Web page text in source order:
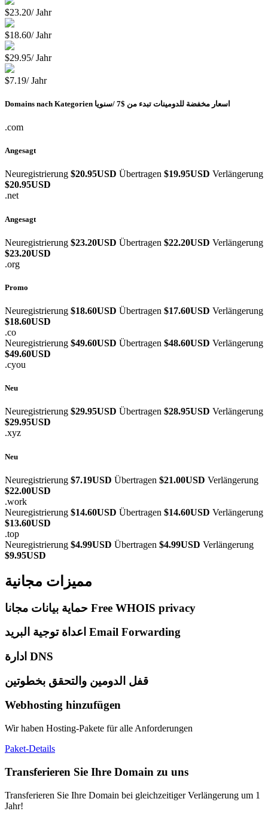
$23.20/ Jahr
$18.60/ Jahr
$29.95/ Jahr
$7.19/ Jahr
Domains nach Kategorien اسعار مخفضة للدومينات تبدء من $7 /سنويا
.com
Angesagt
Neuregistrierung $20.95USD Übertragen $19.95USD Verlängerung
$20.95USD
.net
Angesagt
Neuregistrierung $23.20USD Übertragen $22.20USD Verlängerung
$23.20USD
.org
Promo
Neuregistrierung $18.60USD Übertragen $17.60USD Verlängerung
$18.60USD
.co
Neuregistrierung $49.60USD Übertragen $48.60USD Verlängerung
$49.60USD
.cyou
Neu
Neuregistrierung $29.95USD Übertragen $28.95USD Verlängerung
$29.95USD
.xyz
Neu
Neuregistrierung $7.19USD Übertragen $21.00USD Verlängerung
$22.00USD
.work
Neuregistrierung $14.60USD Übertragen $14.60USD Verlängerung
$13.60USD
.top
Neuregistrierung $4.99USD Übertragen $4.99USD Verlängerung
$9.95USD
مميزات مجانية
حماية بيانات مجانا Free WHOIS privacy
اعداة توجية البريد Email Forwarding
ادارة DNS
قفل الدومين والتحقق بخطوتين
Webhosting hinzufügen
Wir haben Hosting-Pakete für alle Anforderungen
Paket-Details
Transferieren Sie Ihre Domain zu uns
Transferieren Sie Ihre Domain bei gleichzeitiger Verlängerung um 1
Jahr!